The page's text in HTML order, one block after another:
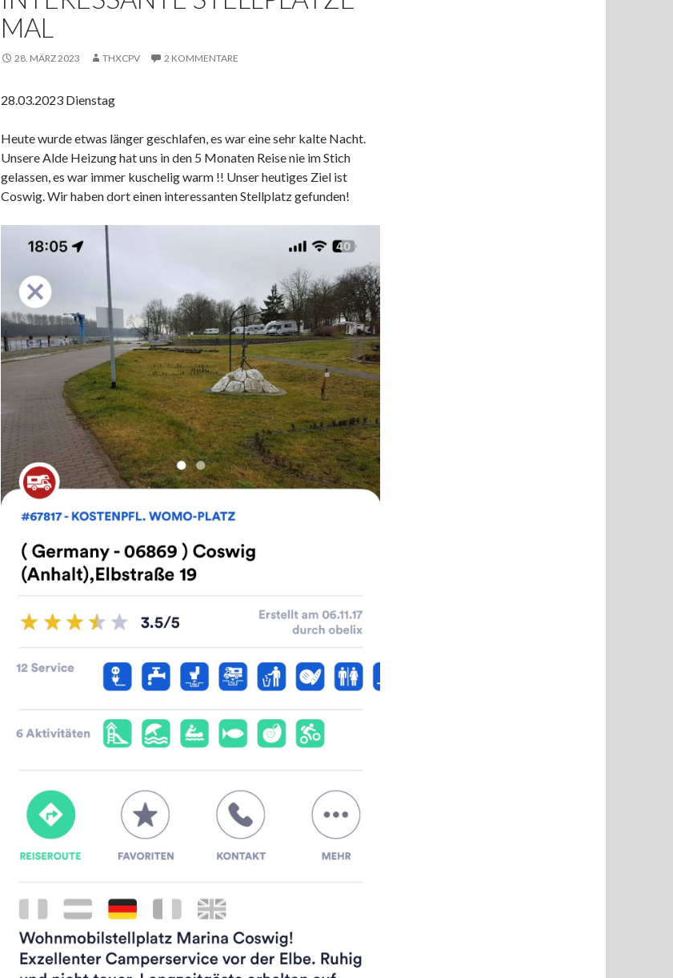
MAL
28. MÄRZ 2023 THXCPV 2 KOMMENTARE
28.03.2023 Dienstag
Heute wurde etwas länger geschlafen, es war eine sehr kalte Nacht.
Unsere Alde Heizung hat uns in den 5 Monaten Reise nie im Stich
gelassen, es war immer kuschelig warm !! Unser heutiges Ziel ist
Coswig. Wir haben dort einen interessanten Stellplatz gefunden!